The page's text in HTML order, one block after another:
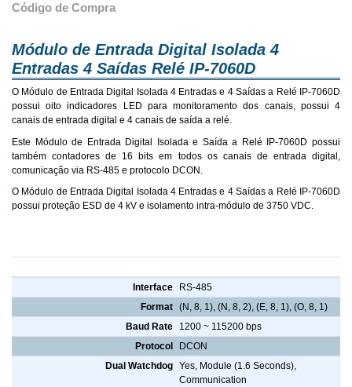
Código de Compra
Módulo de Entrada Digital Isolada 4
Entradas 4 Saídas Relé IP-7060D
O Módulo de Entrada Digital Isolada 4 Entradas e 4 Saídas a Relé IP-7060D
possui oito indicadores LED para monitoramento dos canais, possui 4
canais de entrada digital e 4 canais de saída a relé.
Este Módulo de Entrada Digital Isolada e Saída a Relé IP-7060D possui
também contadores de 16 bits em todos os canais de entrada digital,
comunicação via RS-485 e protocolo DCON.
O Módulo de Entrada Digital Isolada 4 Entradas e 4 Saídas a Relé IP-7060D
possui proteção ESD de 4 kV e isolamento intra-módulo de 3750 VDC.
Interface
RS-485
Format (N, 8, 1), (N, 8, 2), (E, 8, 1), (O, 8, 1)
Baud Rate
1200 ~ 115200 bps
Protocol
DCON
Dual Watchdog Yes, Module (1.6 Seconds),
Communication